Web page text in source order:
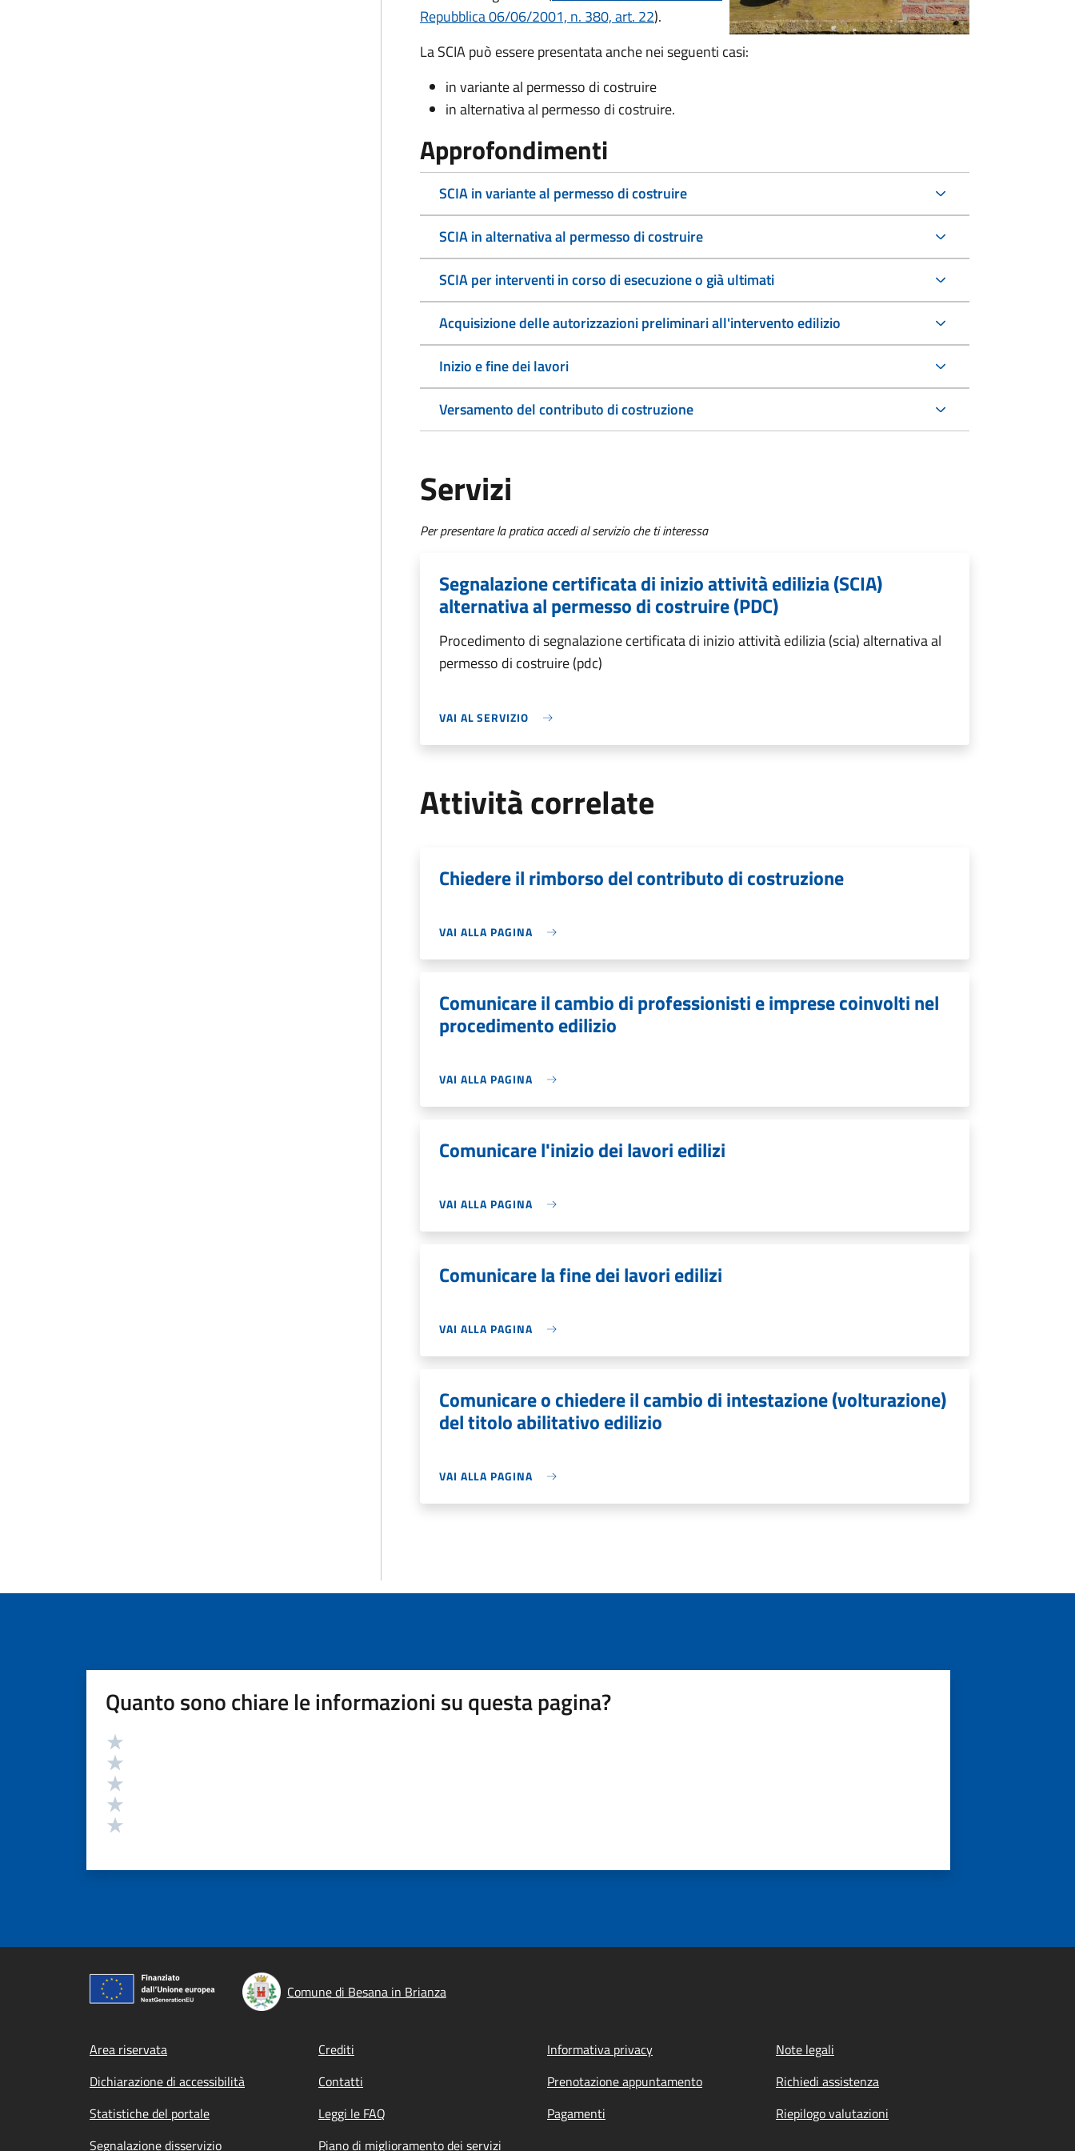
Repubblica 06/06/2001, n. 380, art. 22).
La SCIA può essere presentata anche nei seguenti casi:
in variante al permesso di costruire
in alternativa al permesso di costruire.
Approfondimenti
SCIA in variante al permesso di costruire
SCIA in alternativa al permesso di costruire
SCIA per interventi in corso di esecuzione o già ultimati
Acquisizione delle autorizzazioni preliminari all'intervento edilizio
Inizio e fine dei lavori
Versamento del contributo di costruzione
Servizi
Per presentare la pratica accedi al servizio che ti interessa
Segnalazione certificata di inizio attività edilizia (SCIA)
alternativa al permesso di costruire (PDC)
Procedimento di segnalazione certificata di inizio attività edilizia (scia) alternativa al
permesso di costruire (pdc)
VAI AL SERVIZIO
Attività correlate
Chiedere il rimborso del contributo di costruzione
VAI ALLA PAGINA
Comunicare il cambio di professionisti e imprese coinvolti nel
procedimento edilizio
VAI ALLA PAGINA
Comunicare l'inizio dei lavori edilizi
VAI ALLA PAGINA
Comunicare la fine dei lavori edilizi
VAI ALLA PAGINA
Comunicare o chiedere il cambio di intestazione (volturazione)
del titolo abilitativo edilizio
VAI ALLA PAGINA
Quanto sono chiare le informazioni su questa pagina?
Valutazione
Comune di Besana in Brianza
Footer menu
Area riservata Crediti Informativa privacy
Note legali
Dichiarazione di accessibilità
Contatti Prenotazione appuntamento
Richiedi assistenza
Statistiche del portale
Leggi le FAQ Pagamenti
Riepilogo valutazioni
Segnalazione disservizio
Piano di miglioramento dei servizi